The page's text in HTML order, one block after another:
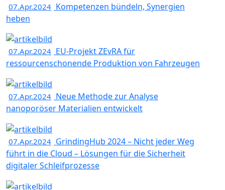
07.Apr.2024 Kompetenzen bündeln, Synergien
heben
07.Apr.2024 EU-Projekt ZEvRA für
ressourcenschonende Produktion von Fahrzeugen
07.Apr.2024 Neue Methode zur Analyse
nanoporöser Materialien entwickelt
07.Apr.2024 GrindingHub 2024 – Nicht jeder Weg
führt in die Cloud – Lösungen für die Sicherheit
digitaler Schleifprozesse